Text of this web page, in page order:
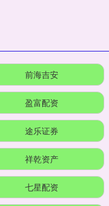
前海吉安
盈富配资
途乐证券
祥乾资产
七星配资